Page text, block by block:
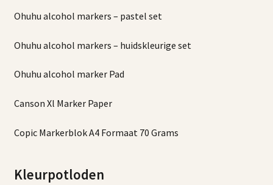
Ohuhu alcohol markers – pastel set
Ohuhu alcohol markers – huidskleurige set
Ohuhu alcohol marker Pad
Canson Xl Marker Paper
Copic Markerblok A4 Formaat 70 Grams
Kleurpotloden